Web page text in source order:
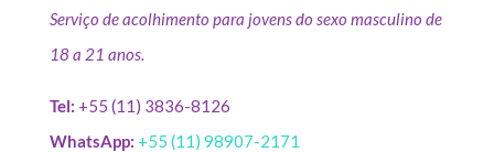
Serviço de acolhimento para jovens do sexo masculino de
18 a 21 anos.
Tel: +55 (11) 3836-8126
WhatsApp: +55 (11) 98907-2171